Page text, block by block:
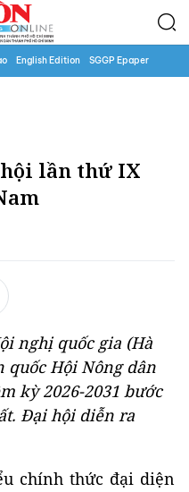
English Edition SGGP Epaper
lần thứ IX
nghị quốc gia (Hà
Hội Nông dân
kỳ 2026-2031 bước
Đại hội diễn ra
chính thức đại diện